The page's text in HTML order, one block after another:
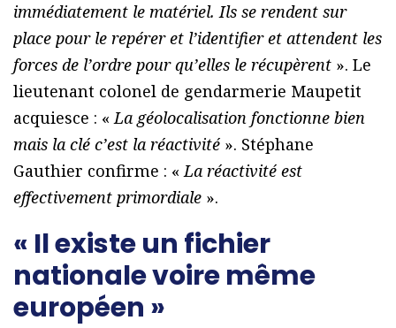
immédiatement le matériel. Ils se rendent sur
place pour le repérer et l’identifier et attendent les
forces de l’ordre pour qu’elles le récupèrent ». Le
lieutenant colonel de gendarmerie Maupetit
acquiesce : «La géolocalisation fonctionne bien
mais la clé c’est la réactivité ». Stéphane
Gauthier confirme : «La réactivité est
effectivement primordiale ».
« Il existe un fichier
nationale voire même
européen »